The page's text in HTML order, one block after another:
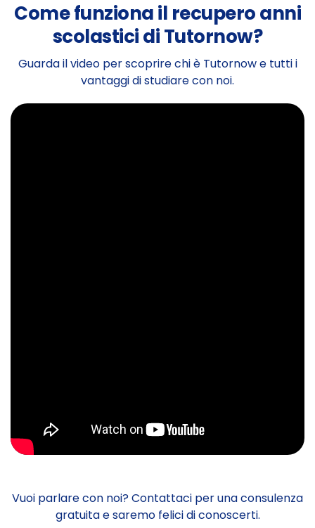
Come funziona il recupero anni
scolastici di Tutornow?
Guarda il video per scoprire chi è Tutornow e tutti i
vantaggi di studiare con noi.
Vuoi parlare con noi? Contattaci per una consulenza
gratuita e saremo felici di conoscerti.